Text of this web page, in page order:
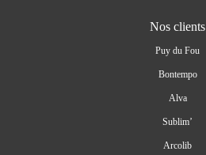
Nos clients
Puy du Fou
Bontempo
Alva
Sublim’
Arcolib